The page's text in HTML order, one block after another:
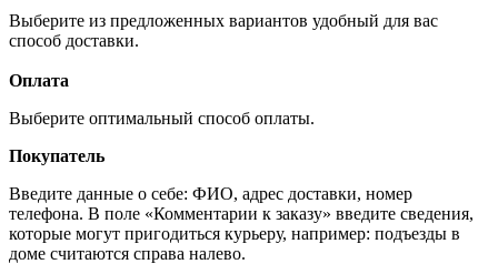
Выберите из предложенных вариантов удобный для вас
способ доставки.
Оплата
Выберите оптимальный способ оплаты.
Покупатель
Введите данные о себе: ФИО, адрес доставки, номер
телефона. В поле «Комментарии к заказу» введите сведения,
которые могут пригодиться курьеру, например: подъезды в
доме считаются справа налево.